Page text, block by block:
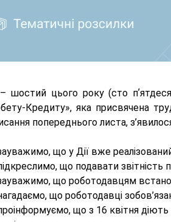
шостий цього року (сто
Кредиту», яка присвячена
попереднього листа,
що у Дії вже
що подавати звітність
що роботодавцям
що роботодавці
що з 16 квітня діють